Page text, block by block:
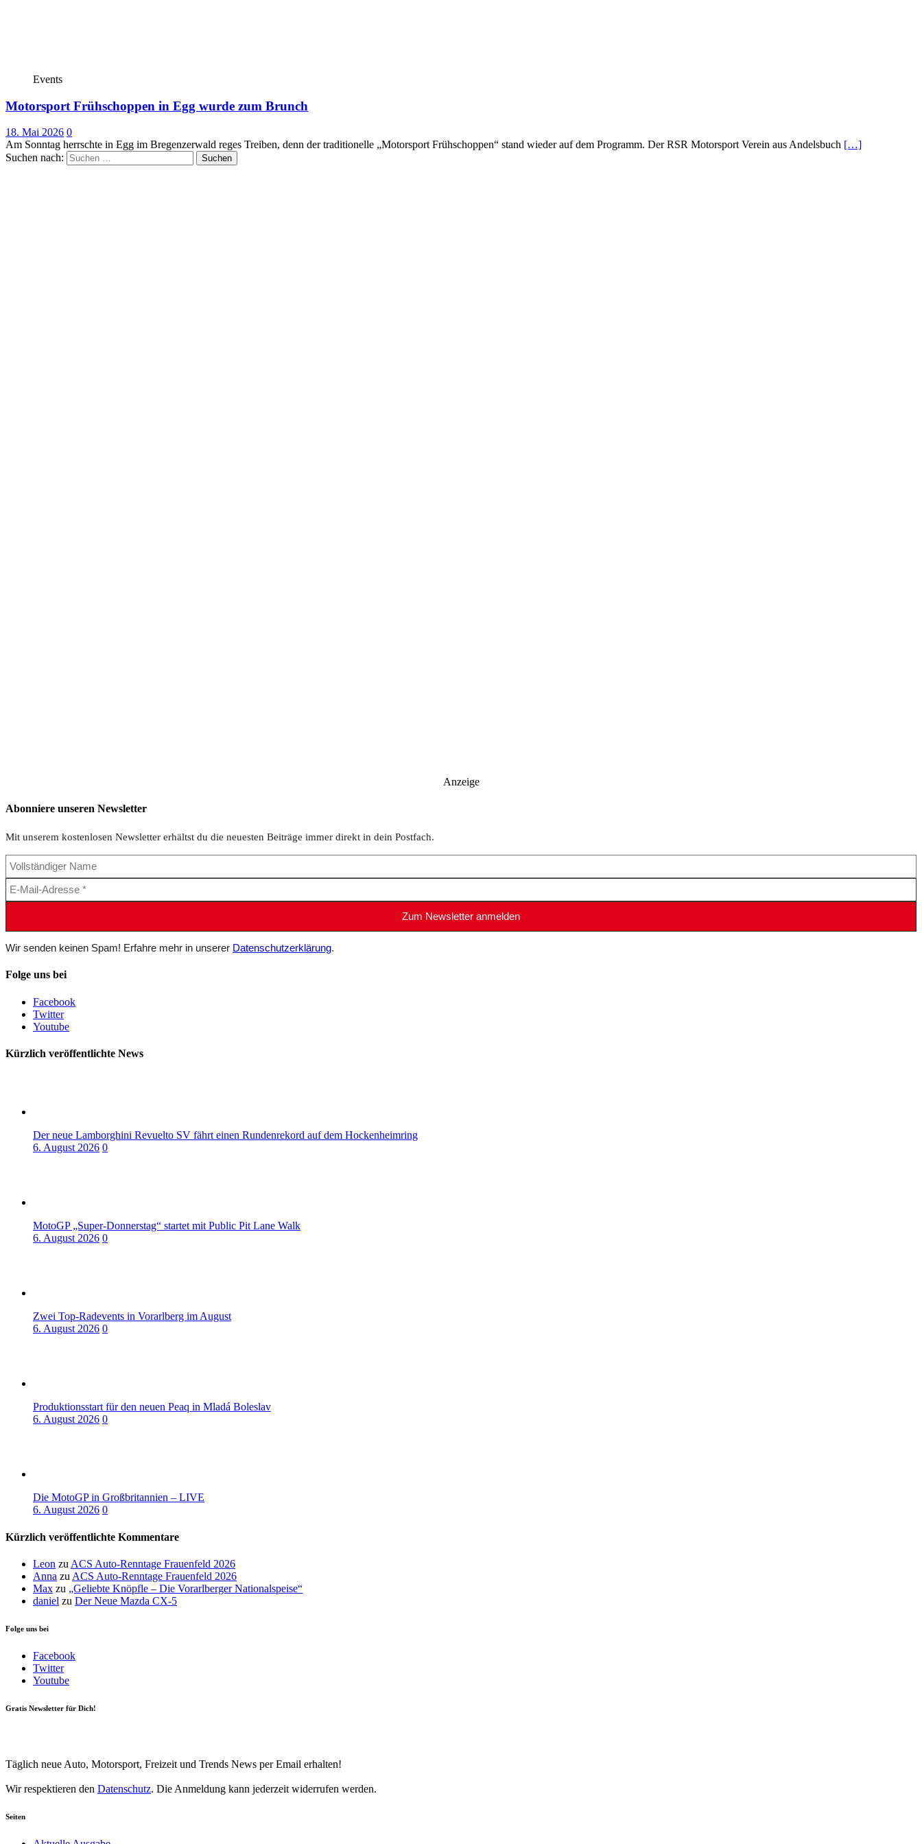
Events
Motorsport Frühschoppen in Egg wurde zum Brunch
18. Mai 2026 0
Am Sonntag herrschte in Egg im Bregenzerwald reges Treiben, denn der traditionelle „Motorsport Frühschoppen“ stand wieder auf dem Programm. Der RSR Motorsport Verein aus Andelsbuch […]
Suchen nach:
Anzeige
Abonniere unseren Newsletter
Mit unserem kostenlosen Newsletter erhältst du die neuesten Beiträge immer direkt in dein Postfach.
Wir senden keinen Spam! Erfahre mehr in unserer Datenschutzerklärung.
Folge uns bei
Facebook
Twitter
Youtube
Kürzlich veröffentlichte News
Der neue Lamborghini Revuelto SV fährt einen Rundenrekord auf dem Hockenheimring
6. August 2026 0
MotoGP „Super-Donnerstag“ startet mit Public Pit Lane Walk
6. August 2026 0
Zwei Top-Radevents in Vorarlberg im August
6. August 2026 0
Produktionsstart für den neuen Peaq in Mladá Boleslav
6. August 2026 0
Die MotoGP in Großbritannien – LIVE
6. August 2026 0
Kürzlich veröffentlichte Kommentare
Leon zu ACS Auto-Renntage Frauenfeld 2026
Anna zu ACS Auto-Renntage Frauenfeld 2026
Max zu „Geliebte Knöpfle – Die Vorarlberger Nationalspeise“
daniel zu Der Neue Mazda CX-5
Folge uns bei
Facebook
Twitter
Youtube
Gratis Newsletter für Dich!
Täglich neue Auto, Motorsport, Freizeit und Trends News per Email erhalten!
Wir respektieren den Datenschutz. Die Anmeldung kann jederzeit widerrufen werden.
Seiten